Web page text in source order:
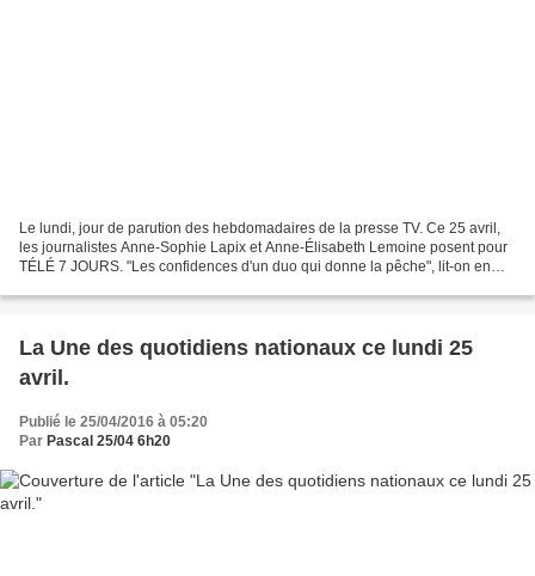
Le lundi, jour de parution des hebdomadaires de la presse TV. Ce 25 avril,
les journalistes Anne-Sophie Lapix et Anne-Élisabeth Lemoine posent pour
TÉLÉ 7 JOURS. "Les confidences d'un duo qui donne la pêche", lit-on en
La Une des quotidiens nationaux ce lundi 25
avril.
Publié le 25/04/2016 à 05:20
Par Pascal 25/04 6h20